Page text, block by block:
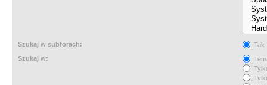
Szukaj w subforach:
Tak
Szukaj w: